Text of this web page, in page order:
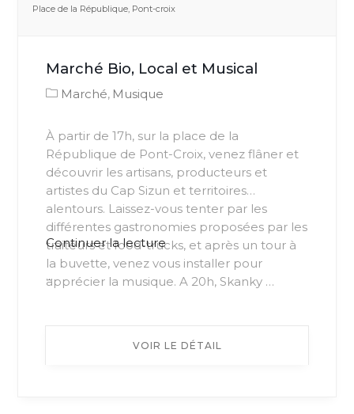
Place de la République, Pont-croix
Marché Bio, Local et Musical
Marché Musique
À partir de 17h, sur la place de la
République de Pont-Croix, venez flâner et
découvrir les artisans, producteurs et
artistes du Cap Sizun et territoires
alentours. Laissez-vous tenter par les
différentes gastronomies proposées par les
traiteurs et food-trucks, et après un tour à
la buvette, venez vous installer pour
apprécier la musique. A 20h, Skanky …
Continuer la lecturede
« Test »
...
VOIR LE DÉTAIL